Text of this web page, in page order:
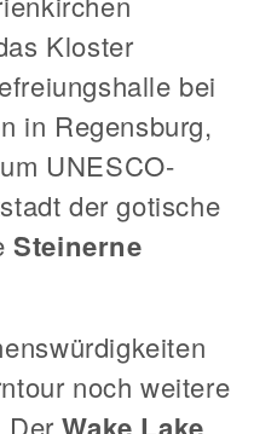
Kloster
bei
in Regensburg,
UNESCO-
der gotische
Steinerne
noch weitere
Der